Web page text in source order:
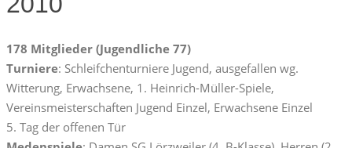
178 Mitglieder (Jugendliche 77)
Turniere: Schleifchenturniere Jugend, ausgefallen wg.
Witterung, Erwachsene, 1. Heinrich-Müller-Spiele,
Vereinsmeisterschaften Jugend Einzel, Erwachsene Einzel
5. Tag der offenen Tür